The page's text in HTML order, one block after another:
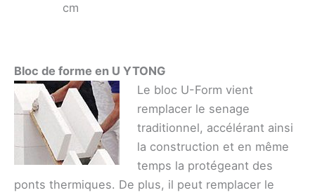
cm
Bloc de forme en U YTONG
Le bloc U-Form vient
remplacer le senage
traditionnel, accélérant ainsi
la construction et en même
temps la protégeant des
ponts thermiques. De plus, il peut remplacer le